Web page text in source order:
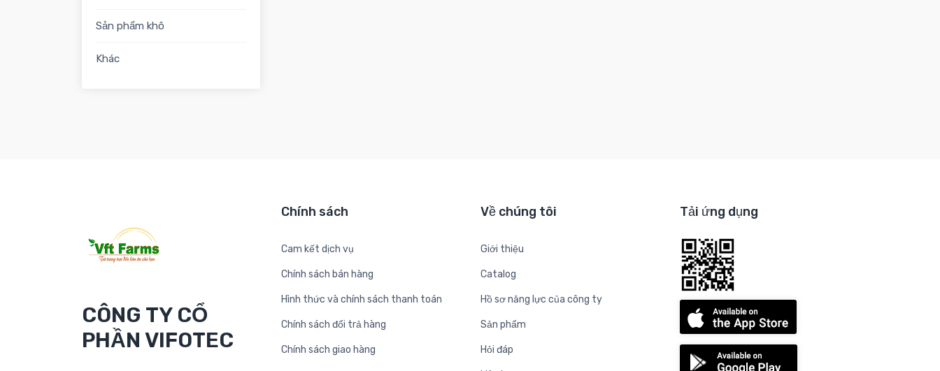
Sản phẩm khô
Khác
CÔNG TY CỔ
PHẦN VIFOTEC
Chính sách
Cam kết dịch vụ
Chính sách bán hàng
Hình thức và chính sách thanh toán
Chính sách đổi trả hàng
Chính sách giao hàng
Về chúng tôi
Giới thiệu
Catalog
Hồ sơ năng lực của công ty
Sản phẩm
Hỏi đáp
Tải ứng dụng